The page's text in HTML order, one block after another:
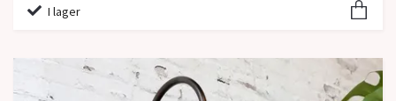
I lager